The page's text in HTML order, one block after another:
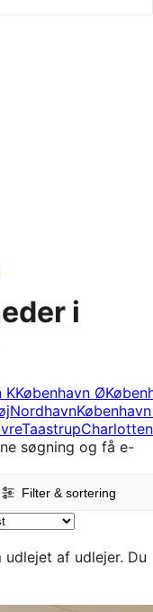
i
KKøbenhavn Ø
Nordhavn
Taastrup
søgning og få e-
Filter & sortering
af udlejer. Du